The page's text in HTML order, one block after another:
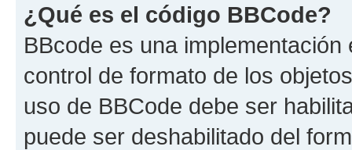
¿Qué es el código BBCode?
BBcode es una
control de formato de los
uso de BBCode debe ser
puede ser deshabilitado del